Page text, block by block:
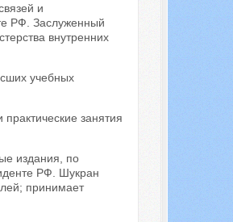
и
РФ. Заслуженный
внутренних
учебных
занятия
издания, по
РФ. Шукран
принимает